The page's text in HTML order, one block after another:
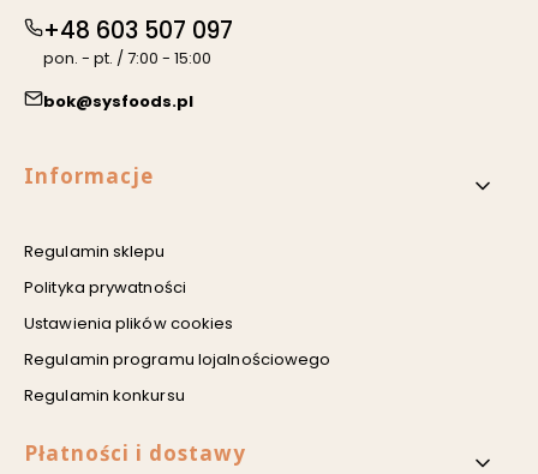
+48 603 507 097
pon. - pt. / 7:00 - 15:00
bok@sysfoods.pl
Linki w stopce
Informacje
Regulamin sklepu
Polityka prywatności
Ustawienia plików cookies
Regulamin programu lojalnościowego
Regulamin konkursu
Płatności i dostawy